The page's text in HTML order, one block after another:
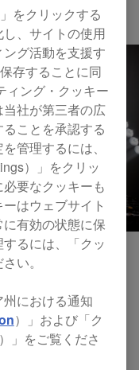
ンスパッドを駆
ースなアカペラ
をクリックする
、サイトの使用
グ活動を支援す
存することに同
ィング・クッキー
社が第三者の広
ことを承認する
管理するには、
）」をクリッ
要なクッキーも
はウェブサイト
有効の状態に保
るには、「クッ
い。
における通知
）」および「ク
」をご覧くださ